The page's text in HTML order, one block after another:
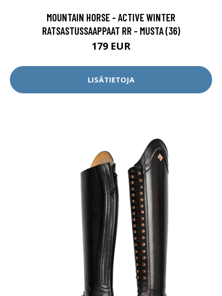
MOUNTAIN HORSE - ACTIVE WINTER
RATSASTUSSAAPPAAT RR - MUSTA (36)
179 EUR
LISÄTIETOJA